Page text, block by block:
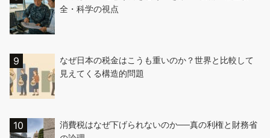
全・科学の視点
なぜ日本の税金はこうも重いのか？世界と比較して
見えてくる構造的問題
消費税はなぜ下げられないのか──真の利権と財務省